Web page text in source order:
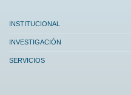
INSTITUCIONAL
INVESTIGACIÓN
SERVICIOS